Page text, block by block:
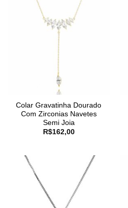
Colar Gravatinha Dourado
Com Zirconias Navetes
Semi Joia
R$162,00